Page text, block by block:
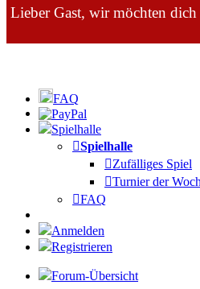
Lieber Gast, wir möchten dich
FAQ
Spielhalle
Spielhalle
Zufälliges Spiel
Turnier der
FAQ
Anmelden
Registrieren
Forum-Übersicht